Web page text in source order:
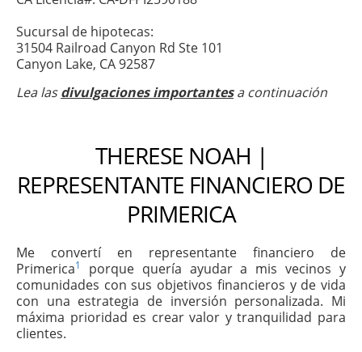
Sucursal de hipotecas:
31504 Railroad Canyon Rd Ste 101
Canyon Lake, CA 92587
Lea lasdivulgaciones importantesa continuación
THERESE NOAH |
REPRESENTANTE FINANCIERO DE
PRIMERICA
Me convertí en representante financiero de
Primerica1
porque quería ayudar a mis vecinos y
comunidades con sus objetivos financieros y de vida
con una estrategia de inversión personalizada. Mi
máxima prioridad es crear valor y tranquilidad para
clientes.